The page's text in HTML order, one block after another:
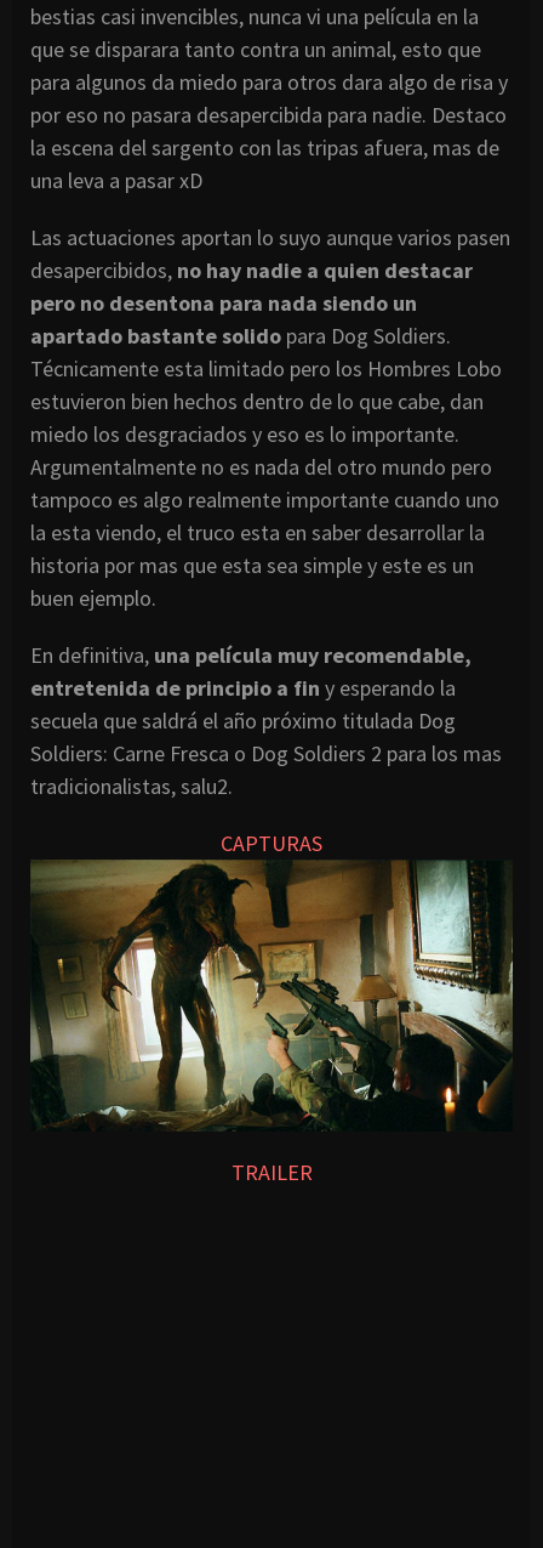
bestias casi invencibles, nunca vi una película en la
que se disparara tanto contra un animal, esto que
para algunos da miedo para otros dara algo de risa y
por eso no pasara desapercibida para nadie. Destaco
la escena del sargento con las tripas afuera, mas de
una leva a pasar xD
Las actuaciones aportan lo suyo aunque varios pasen
desapercibidos, no hay nadie a quien destacar
pero no desentona para nada siendo un
apartado bastante solido para Dog Soldiers.
Técnicamente esta limitado pero los Hombres Lobo
estuvieron bien hechos dentro de lo que cabe, dan
miedo los desgraciados y eso es lo importante.
Argumentalmente no es nada del otro mundo pero
tampoco es algo realmente importante cuando uno
la esta viendo, el truco esta en saber desarrollar la
historia por mas que esta sea simple y este es un
buen ejemplo.
En definitiva, una película muy recomendable,
entretenida de principio a fin y esperando la
secuela que saldrá el año próximo titulada Dog
Soldiers: Carne Fresca o Dog Soldiers 2 para los mas
tradicionalistas, salu2.
CAPTURAS
TRAILER